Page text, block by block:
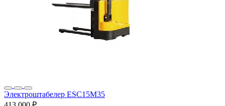
Электроштабелер ESC15M35